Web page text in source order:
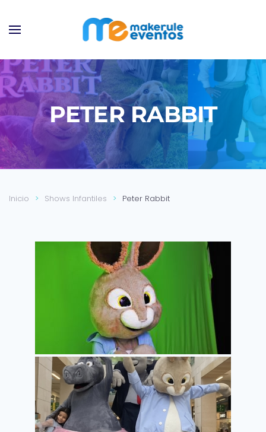
Ir al contenido principal
PETER RABBIT
Inicio Shows Infantiles Peter Rabbit